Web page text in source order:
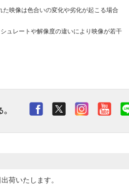
映像は色合いの変化や劣化が起こる場合
ュレートや解像度の違いにより映像が若干
荷いたします。